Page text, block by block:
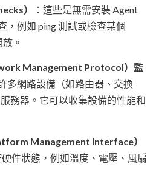
）
：這些是無需安裝 Agent
，例如 ping 測試或檢查某個
。
Management Protocol）監
多網路設備（如路由器、交換
務器。它可以收集設備的性能和
Management Interface）
硬件狀態，例如溫度、電壓、風扇